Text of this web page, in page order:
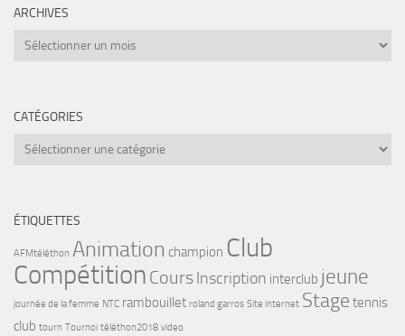
ARCHIVES
Archives
CATÉGORIES
Catégories
ÉTIQUETTES
AFMtéléthon Animation champion Club
Compétition Cours Inscription interclub jeune
journée de la femme NTC rambouillet roland garros Site internet Stage tennis
club tourn Tournoi téléthon2018 video